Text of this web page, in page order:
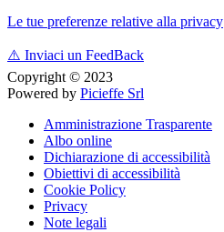
Le tue preferenze relative alla privacy
⚠️ Inviaci un FeedBack
Copyright © 2023
Powered by Picieffe Srl
Amministrazione Trasparente
Albo online
Dichiarazione di accessibilità
Obiettivi di accessibilità
Cookie Policy
Privacy
Note legali